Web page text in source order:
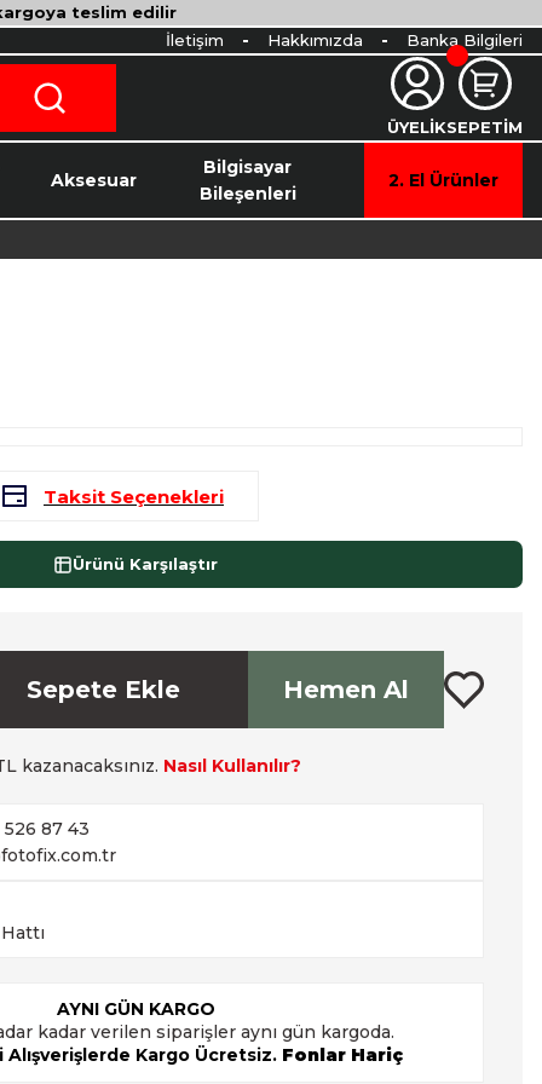
kargoya teslim edilir
İletişim Hakkımızda Banka Bilgileri
ÜYELİKSEPETİM
Aksesuar
Bilgisayar
Bileşenleri
2. El Ürünler
Taksit Seçenekleri
Ürünü Karşılaştır
Sepete Ekle Hemen Al
kazanacaksınız. Nasıl Kullanılır?
526 87 43
AYNI GÜN KARGO
kadar verilen siparişler aynı gün kargoda.
Alışverişlerde Kargo Ücretsiz. Fonlar Hariç